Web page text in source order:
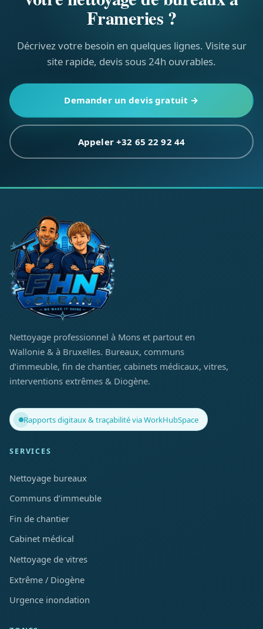
Frameries ?
Décrivez votre besoin en quelques lignes. Visite sur
site rapide, devis sous 24h ouvrables.
Demander un devis gratuit →
Appeler +32 65 22 92 44
Nettoyage professionnel à Mons et partout en
Wallonie & à Bruxelles. Bureaux, communs
d’immeuble, fin de chantier, cabinets médicaux, vitres,
interventions extrêmes & Diogène.
Rapports digitaux & traçabilité via WorkHubSpace
SERVICES
Nettoyage bureaux
Communs d’immeuble
Fin de chantier
Cabinet médical
Nettoyage de vitres
Extrême / Diogène
Urgence inondation